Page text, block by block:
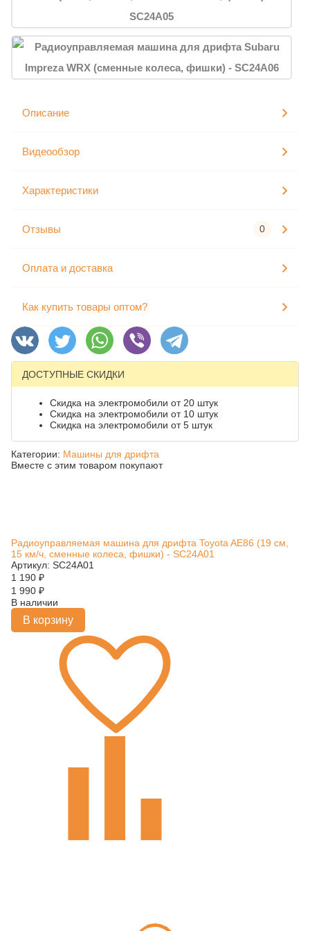
Описание
Видеообзор
Характеристики
Отзывы 0
Оплата и доставка
Как купить товары оптом?
ДОСТУПНЫЕ СКИДКИ
Скидка на электромобили от 20 штук
Скидка на электромобили от 10 штук
Скидка на электромобили от 5 штук
Категории: Машины для дрифта
Вместе с этим товаром покупают
Радиоуправляемая машина для дрифта Toyota AE86 (19 см,
15 км/ч, сменные колеса, фишки) - SC24A01
Артикул: SC24A01
1 190 ₽
1 990 ₽
В наличии
В корзину